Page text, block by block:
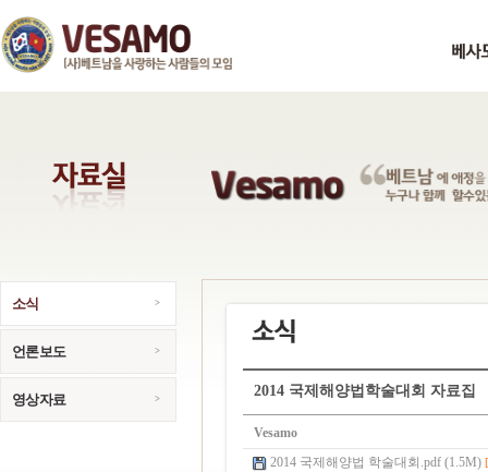
소식
언론보도
영상자료
2014 국제해양법학술대회 자료집
Vesamo
2014 국제해양법 학술대회.pdf (1.5M)